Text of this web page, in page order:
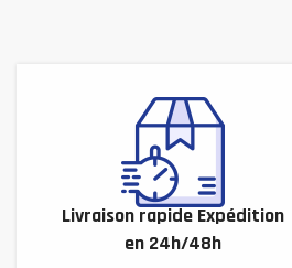
Livraison rapide Expédition
en 24h/48h